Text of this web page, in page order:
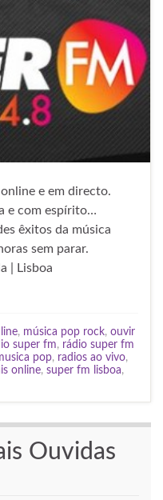
e em directo.
e com espírito…
êxitos da música
sem parar.
| Lisboa
, música pop rock, ouvir
super fm, rádio super fm
pop, radios ao vivo,
online, super fm lisboa,
Ouvidas